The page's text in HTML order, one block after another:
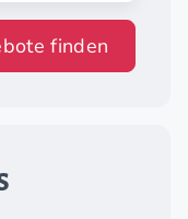
finden